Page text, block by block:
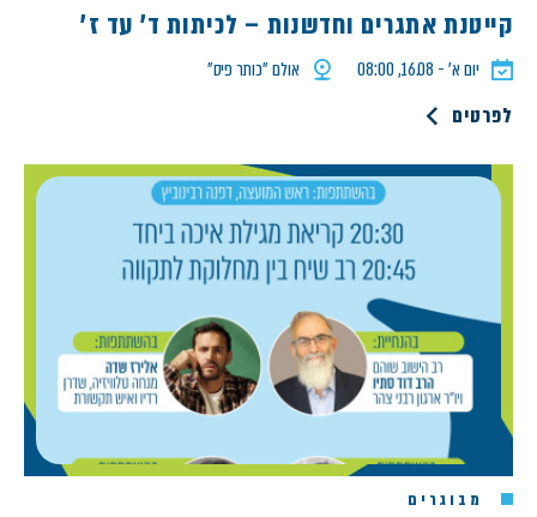
קייטנת אתגרים וחדשנות – לכיתות ד' עד ז'
יום א׳ - 16.08, 08:00 אולם ״כותר פיס״
לפרטים
מבוגרים